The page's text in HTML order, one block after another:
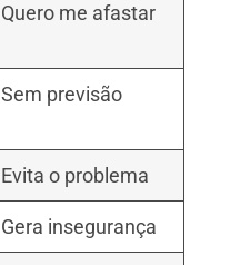
Quero me afastar
Sem previsão
Evita o problema
Gera insegurança